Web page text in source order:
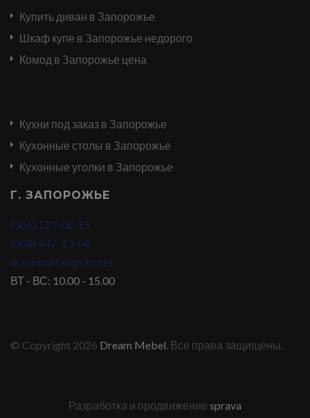
Купить диван в Запорожье
Шкаф купе в Запорожье недорого
Комод в Запорожье цена
Кухни под заказ в Запорожье
Кухонные столы в Запорожье
Кухонные уголки в Запорожье
Г. ЗАПОРОЖЬЕ
(066) 121-06-15
(068) 447-13-04
dreammebel@ukr.net
ВТ - ВС: 10.00 - 15.00
© Copyright 2026 Dream Mebel . Все права защищены.
Разработка и продвижение sprava